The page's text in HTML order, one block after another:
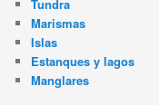
Tundra
Marismas
Islas
Estanques y lagos
Manglares